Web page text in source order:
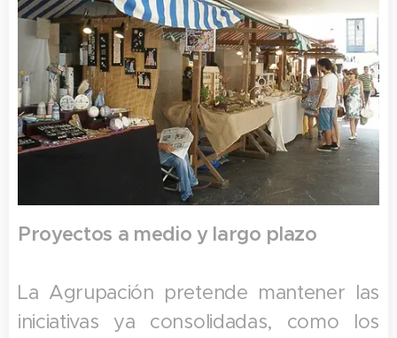
Proyectos a medio y largo plazo
La Agrupación pretende mantener las
iniciativas ya consolidadas, como los